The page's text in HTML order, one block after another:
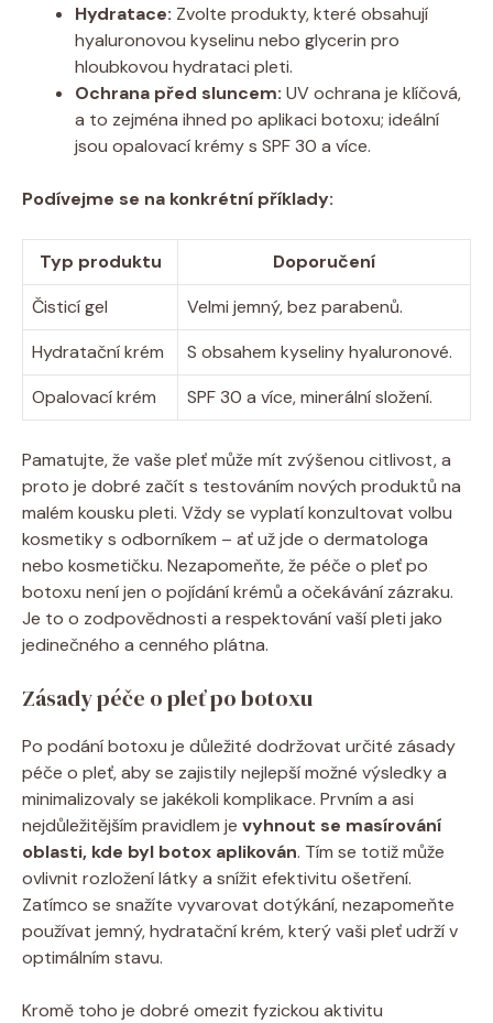
Hydratace: Zvolte produkty, které obsahují
hyaluronovou kyselinu nebo glycerin pro
hloubkovou hydrataci pleti.
Ochrana před sluncem: UV ochrana je klíčová,
a to zejména ihned po aplikaci botoxu; ideální
jsou opalovací krémy s SPF 30 a více.
Podívejme se na konkrétní příklady:
Typ produktu
Doporučení
Čisticí gel
Velmi jemný, bez parabenů.
Hydratační krém
S obsahem kyseliny hyaluronové.
Opalovací krém
SPF 30 a více, minerální složení.
Pamatujte, že vaše pleť může mít zvýšenou citlivost, a
proto je dobré začít s testováním nových produktů na
malém kousku pleti. Vždy se vyplatí konzultovat volbu
kosmetiky s odborníkem – ať už jde o dermatologa
nebo kosmetičku. Nezapomeňte, že péče o pleť po
botoxu není jen o pojídání krémů a očekávání zázraku.
Je to o zodpovědnosti a respektování vaší pleti jako
jedinečného a cenného plátna.
Zásady péče o pleť po botoxu
Po podání botoxu je důležité dodržovat určité zásady
péče o pleť, aby se zajistily nejlepší možné výsledky a
minimalizovaly se jakékoli komplikace. Prvním a asi
nejdůležitějším pravidlem je vyhnout se masírování
oblasti, kde byl botox aplikován. Tím se totiž může
ovlivnit rozložení látky a snížit efektivitu ošetření.
Zatímco se snažíte vyvarovat dotýkání, nezapomeňte
používat jemný, hydratační krém, který vaši pleť udrží v
optimálním stavu.
Kromě toho je dobré omezit fyzickou aktivitu